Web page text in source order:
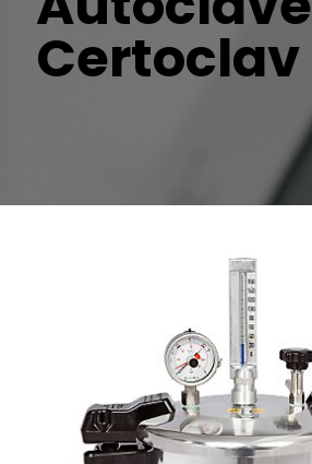
Certoclav